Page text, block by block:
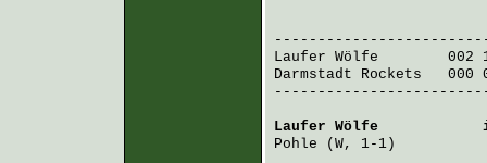
Laufer Wölfe
002
Darmstadt Rockets
000
Laufer Wölfe
Pohle (W, 1-1)